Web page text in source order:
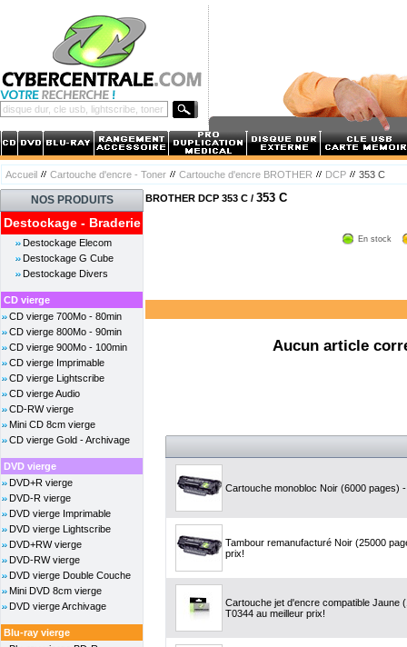
Accueil Cartouche d'encre - Toner Cartouche d'encre BROTHER DCP 353 C
NOS PRODUITS
Destockage - Braderie
Destockage Elecom
Destockage G Cube
Destockage Divers
CD vierge
CD vierge 700Mo - 80min
CD vierge 800Mo - 90min
CD vierge 900Mo - 100min
CD vierge Imprimable
CD vierge Lightscribe
CD vierge Audio
CD-RW vierge
Mini CD 8cm vierge
CD vierge Gold - Archivage
DVD vierge
DVD+R vierge
DVD-R vierge
DVD vierge Imprimable
DVD vierge Lightscribe
DVD+RW vierge
DVD-RW vierge
DVD vierge Double Couche
Mini DVD 8cm vierge
DVD vierge Archivage
Blu-ray vierge
BROTHER DCP 353 C / 353 C
En stock
Aucun article
Cartouche monobloc Noir (6000 pages)
Tambour remanufacturé Noir (25000
prix!
Cartouche jet d'encre compatible Jaune
T0344 au meilleur prix!